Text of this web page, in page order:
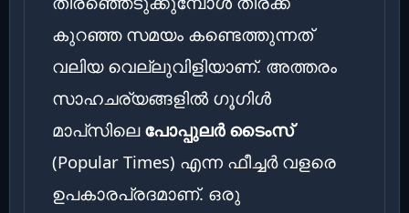
കുറഞ്ഞ സമയം കണ്ടെത്തുന്നത്
വലിയ വെല്ലുവിളിയാണ്. അത്തരം
സാഹചര്യങ്ങളിൽ ഗൂഗിൾ
മാപ്‌സിലെ പോപ്പുലർ ടൈംസ്
(Popular Times) എന്ന ഫീച്ചർ വളരെ
ഉപകാരപ്രദമാണ്. ഒരു